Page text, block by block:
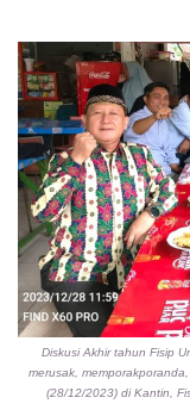
Diskusi Akhir tahun Fisip
merusak,
(28/12/2023) di Kantin,